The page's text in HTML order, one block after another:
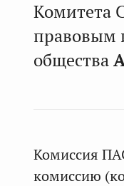
Комитета
правовым
общества
Комиссия
комиссию